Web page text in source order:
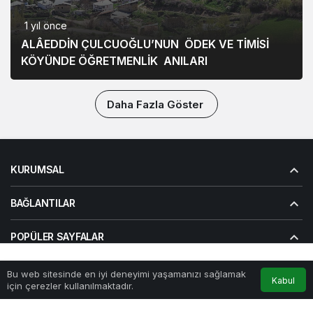
1 yıl önce
ALÂEDDİN ÇULCUOĞLU’NUN ÖDEK VE TİMİSİ
KÖYÜNDE ÖĞRETMENLİK ANILARI
Daha Fazla Göster
Bu web sitesinde en iyi deneyimi yaşamanızı sağlamak
için çerezler kullanılmaktadır.
Kabul
KURUMSAL
BAĞLANTILAR
POPÜLER SAYFALAR
GÜNDEME DAIR
Anasayfa Akış Hesabım